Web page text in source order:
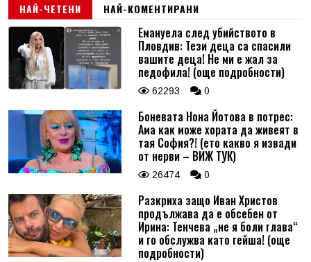
НАЙ-ЧЕТЕНИ НАЙ-КОМЕНТИРАНИ
Емануела след убийството в
Пловдив: Тези деца са спасили
вашите деца! Не ми е жал за
педофила! (още подробности)
62293 0
Боневата Нона Йотова в потрес:
Ама как може хората да живеят в
тая София?! (ето какво я извади
от нерви – ВИЖ ТУК)
26474 0
Разкриха защо Иван Христов
продължава да е обсебен от
Ирина: Тенчева „не я боли глава“
и го обслужва като гейша! (още
подробности)